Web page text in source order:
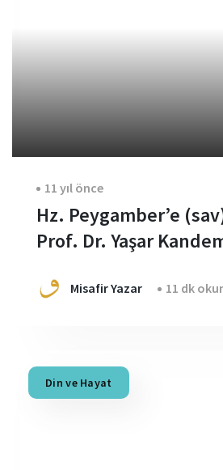
11 yıl önce
Hz. Peygamber’e
Prof. Dr. Yaşar
Misafir Yazar 11 dk
Din ve Hayat